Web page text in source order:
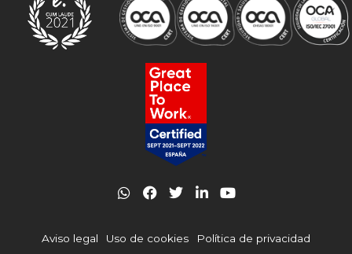
W
h
s
F
a
b
T
w
t
t
L
i
e
Y
o
u
Aviso legal Uso de cookies Política de privacidad